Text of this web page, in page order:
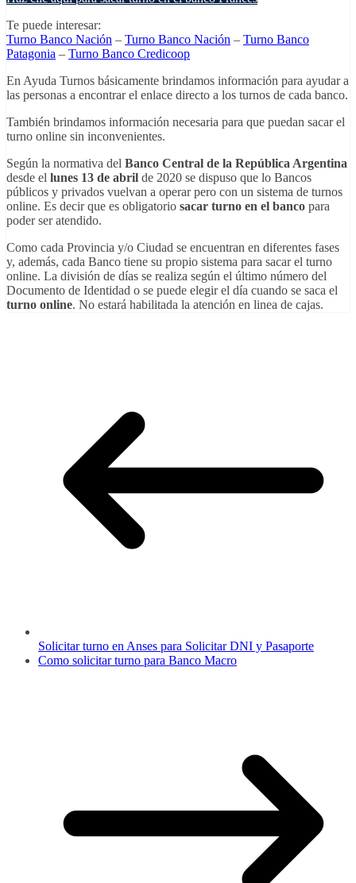
Te puede interesar:
Turno Banco Nación – Turno Banco Nación – Turno Banco
Patagonia – Turno Banco Credicoop
En Ayuda Turnos básicamente brindamos información para ayudar a
las personas a encontrar el enlace directo a los turnos de cada banco.
También brindamos información necesaria para que puedan sacar el
turno online sin inconvenientes.
Según la normativa del Banco Central de la República Argentina
desde el lunes 13 de abril de 2020 se dispuso que lo Bancos
públicos y privados vuelvan a operar pero con un sistema de turnos
online. Es decir que es obligatorio sacar turno en el banco para
poder ser atendido.
Como cada Provincia y/o Ciudad se encuentran en diferentes fases
y, además, cada Banco tiene su propio sistema para sacar el turno
online. La división de días se realiza según el último número del
Documento de Identidad o se puede elegir el día cuando se saca el
turno online. No estará habilitada la atención en linea de cajas.
Solicitar turno en Anses para Solicitar DNI y Pasaporte
Como solicitar turno para Banco Macro